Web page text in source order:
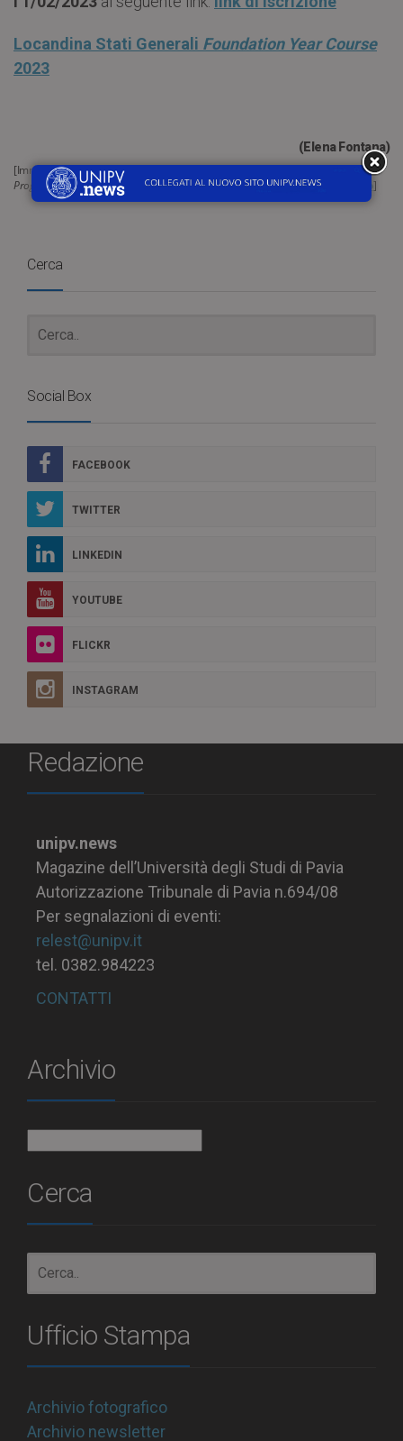
Locandina Stati Generali Foundation Year Course
2023
(Elena Fontana)
[Immagine di apertura: uno scatto della Cerimonia conclusivaFoundation Year
ProgramUnipv (giugno 2022) – FonteArchivio Fotografico Digitale di Ateneo]
Cerca
Social Box
FACEBOOK
TWITTER
LINKEDIN
YOUTUBE
FLICKR
INSTAGRAM
Redazione
unipv.news
Magazine dell’Università degli Studi di Pavia
Autorizzazione Tribunale di Pavia n.694/08
Per segnalazioni di eventi:
relest@unipv.it
tel. 0382.984223
CONTATTI
Archivio
Cerca
Ufficio Stampa
Archivio fotografico
Archivio newsletter